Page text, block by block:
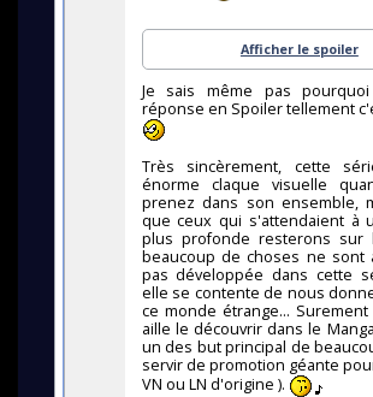
Afficher le spoiler
Je sais même pas
réponse en Spoiler tellement
Très sincèrement, cette
énorme claque visuelle
prenez dans son ensemble,
que ceux qui s'attendaient à
plus profonde resterons sur
beaucoup de choses ne sont
pas développée dans cette
elle se contente de nous
ce monde étrange...
aille le découvrir dans le
un des but principal de
servir de promotion géante
VN ou LN d'origine ).